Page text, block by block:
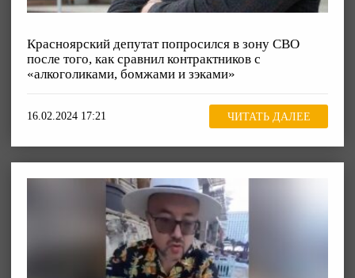
Красноярский депутат попросился в зону СВО
после того, как сравнил контрактников с
«алкоголиками, бомжами и зэками»
16.02.2024 17:21 ЧИТАТЬ ДАЛЕЕ